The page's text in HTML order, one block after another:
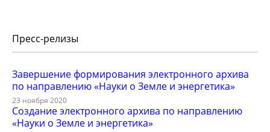
Пресс-релизы
Завершение формирования электронного архива
по направлению «Науки о Земле и энергетика»
23 ноября 2020
Создание электронного архива по направлению
«Науки о Земле и энергетика»